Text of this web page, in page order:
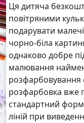
Ця дитяча
повітряними
подарувати
чорно-біла
однаково добре
малювання
розфарбовка вже
стандартний
ліній при